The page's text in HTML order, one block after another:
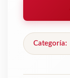
&
Bienestar
Kronos
Almería
Categoría: